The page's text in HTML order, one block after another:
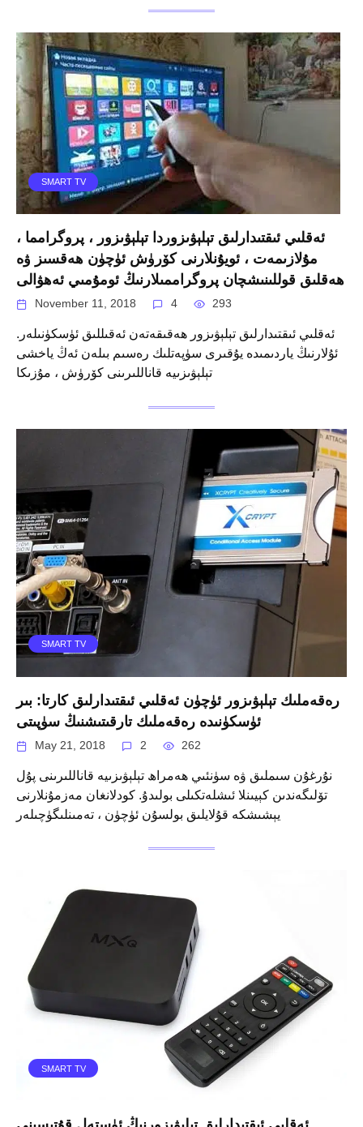
SMART TV
ئەقلىي ئىقتىدارلىق تېلېۋىزوردا تېلېۋىزور ، پروگرامما ،
مۇلازىمەت ، ئويۇنلارنى كۆرۈش ئۈچۈن ھەقسىز ۋە
ھەقلىق قوللىنىشچان پروگراممىلارنىڭ ئومۇمىي ئەھۋالى
November 11, 2018 4 293
ئەقلىي ئىقتىدارلىق تېلېۋىزور ھەقىقەتەن ئەقىللىق ئۈسكۈنىلەر.
ئۇلارنىڭ ياردىمىدە يۇقىرى سۈپەتلىك رەسىم بىلەن ئەڭ ياخشى
تېلېۋىزىيە قاناللىرىنى كۆرۈش ، مۇزىكا
SMART TV
رەقەملىك تېلېۋىزور ئۈچۈن ئەقلىي ئىقتىدارلىق كارتا: بىر
ئۈسكۈنىدە رەقەملىك تارقىتىشنىڭ سۈپىتى
May 21, 2018 2 262
نۇرغۇن سىملىق ۋە سۈنئىي ھەمراھ تېلېۋىزىيە قاناللىرىنى پۇل
تۆلىگەندىن كېيىنلا ئىشلەتكىلى بولىدۇ. كودلانغان مەزمۇنلارنى
يېشىشكە قۇلايلىق بولسۇن ئۈچۈن ، تەمىنلىگۈچىلەر
SMART TV